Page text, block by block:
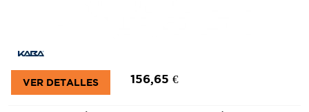
156,65 €
VER DETALLES